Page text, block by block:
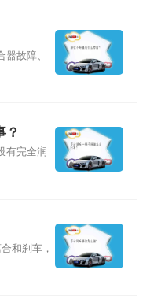
故障、
？
有完全润
和刹车，